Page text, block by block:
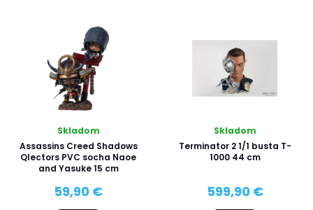
Skladom
Assassins Creed Shadows
Qlectors PVC socha Naoe
and Yasuke 15 cm
59,90 €
Skladom
Terminator 2 1/1 busta T-
1000 44 cm
599,90 €